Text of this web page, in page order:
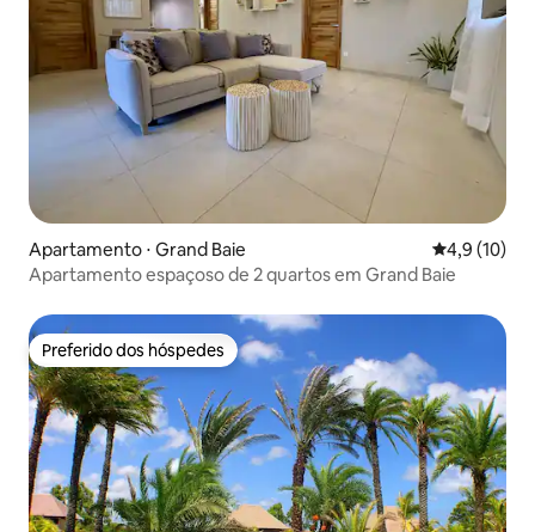
Apartamento ⋅ Grand Baie 4,9 de uma
4,9 (10)
Apartamento espaçoso de 2 quartos em Grand Baie
Preferido dos hóspedes
Preferido dos hóspedes